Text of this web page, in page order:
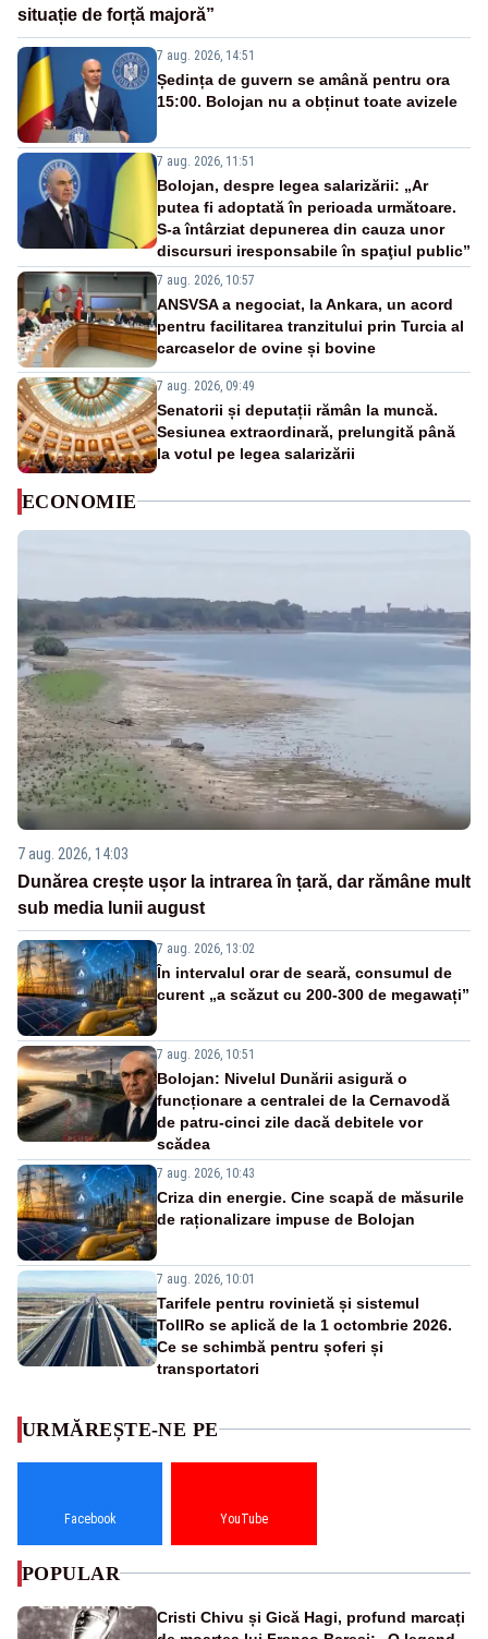
situație de forță majoră”
7 aug. 2026, 14:51
Ședința de guvern se amână pentru ora
15:00. Bolojan nu a obținut toate avizele
7 aug. 2026, 11:51
Bolojan, despre legea salarizării: „Ar
putea fi adoptată în perioada următoare.
S-a întârziat depunerea din cauza unor
discursuri iresponsabile în spaţiul public”
7 aug. 2026, 10:57
ANSVSA a negociat, la Ankara, un acord
pentru facilitarea tranzitului prin Turcia al
carcaselor de ovine și bovine
7 aug. 2026, 09:49
Senatorii și deputații rămân la muncă.
Sesiunea extraordinară, prelungită până
la votul pe legea salarizării
ECONOMIE
7 aug. 2026, 14:03
Dunărea crește ușor la intrarea în țară, dar rămâne mult
sub media lunii august
7 aug. 2026, 13:02
În intervalul orar de seară, consumul de
curent „a scăzut cu 200-300 de megawați”
7 aug. 2026, 10:51
Bolojan: Nivelul Dunării asigură o
funcționare a centralei de la Cernavodă
de patru-cinci zile dacă debitele vor
scădea
7 aug. 2026, 10:43
Criza din energie. Cine scapă de măsurile
de raționalizare impuse de Bolojan
7 aug. 2026, 10:01
Tarifele pentru rovinietă și sistemul
TollRo se aplică de la 1 octombrie 2026.
Ce se schimbă pentru șoferi și
transportatori
URMĂREȘTE-NE PE
Facebook YouTube
POPULAR
Cristi Chivu și Gică Hagi, profund marcați